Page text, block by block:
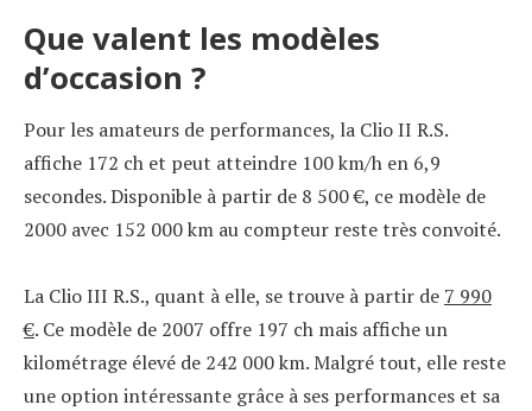
Que valent les modèles
d’occasion ?
Pour les amateurs de performances, la Clio II R.S.
affiche 172 ch et peut atteindre 100 km/h en 6,9
secondes. Disponible à partir de 8 500 €, ce modèle de
2000 avec 152 000 km au compteur reste très convoité.
La Clio III R.S., quant à elle, se trouve à partir de 7 990
€. Ce modèle de 2007 offre 197 ch mais affiche un
kilométrage élevé de 242 000 km. Malgré tout, elle reste
une option intéressante grâce à ses performances et sa